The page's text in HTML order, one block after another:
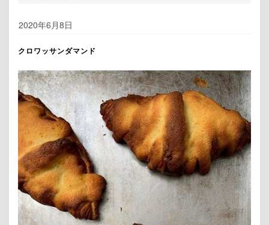
2020年6月8日
クロワッサンダマンド